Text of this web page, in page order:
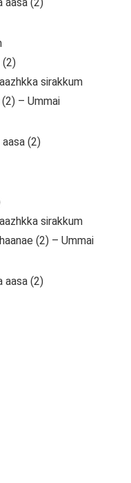
(2)
sirakkum
– Ummai
(2)
sirakkum
(2) – Ummai
aasa (2)